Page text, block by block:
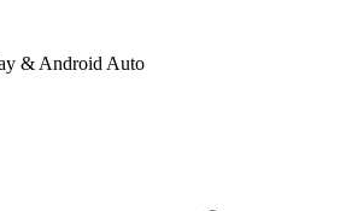
& Android Auto